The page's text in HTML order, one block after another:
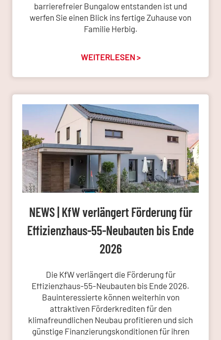
barrierefreier Bungalow entstanden ist und
werfen Sie einen Blick ins fertige Zuhause von
Familie Herbig.
WEITERLESEN >
NEWS | KfW verlängert Förderung für
Effizienzhaus-55-Neubauten bis Ende
2026
Die KfW verlängert die Förderung für
Effizienzhaus-55-Neubauten bis Ende 2026.
Bauinteressierte können weiterhin von
attraktiven Förderkrediten für den
klimafreundlichen Neubau profitieren und sich
günstige Finanzierungskonditionen für ihren